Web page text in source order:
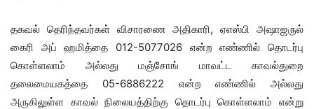
தகவல் தெரிந்தவர்கள் விசாரணை அதிகாரி, ஏஎஸ்பி அஷாஜருல்
கைரி அப் ஹமித்தை 012-5077026 என்ற எண்ணில் தொடர்பு
கொள்ளலாம் அல்லது மஞ்சோங் மாவட்ட காவல்துறை
தலைமையகத்தை 05-6886222 என்ற எண்ணில் அல்லது
அருகிலுள்ள காவல் நிலையத்திற்கு தொடர்பு கொள்ளலாம் என்று